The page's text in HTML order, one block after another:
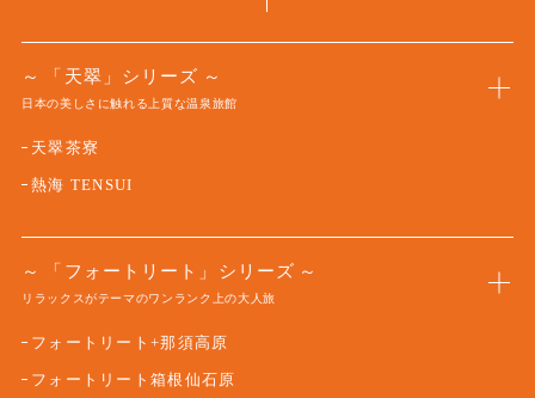
「天翠」シリーズ
日本の美しさに触れる上質な温泉旅館
天翠茶寮
熱海 TENSUI
「フォートリート」シリーズ
リラックスがテーマのワンランク上の大人旅
フォートリート+那須高原
フォートリート箱根仙石原